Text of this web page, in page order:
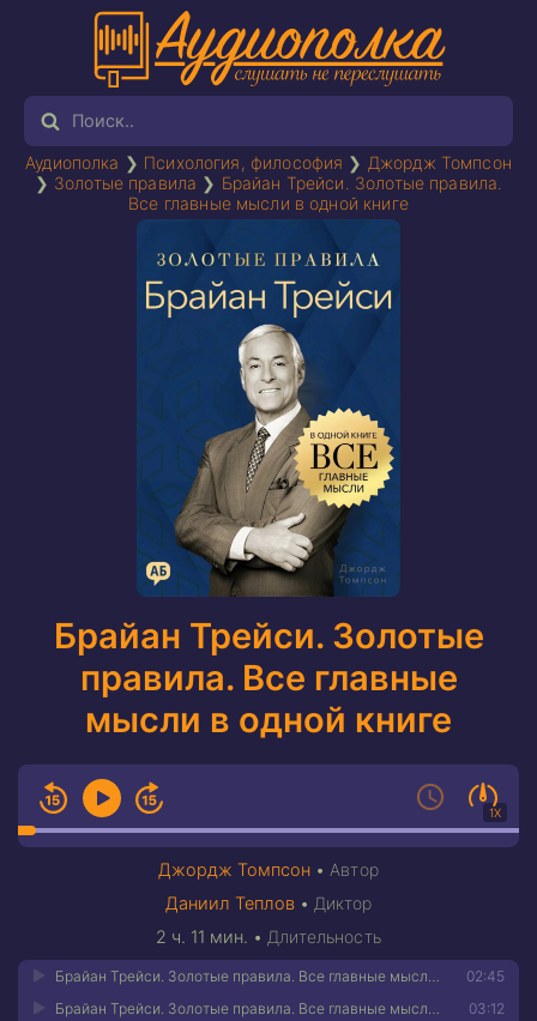
Аудиополка ❯ Психология, философия ❯ Джордж Томпсон
❯ Золотые правила ❯ Брайан Трейси. Золотые правила.
Все главные мысли в одной книге
Брайан Трейси. Золотые
правила. Все главные
мысли в одной книге
1X
Джордж Томпсон • Автор
Даниил Теплов • Диктор
2 ч. 11 мин. • Длительность
02:45
03:12